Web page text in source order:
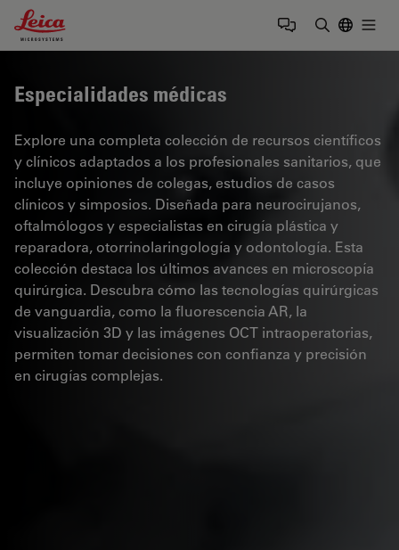
Leica Microsystems Logo
Especialidades médicas
Explore una completa colección de recursos científicos
y clínicos adaptados a los profesionales sanitarios, que
incluye opiniones de colegas, estudios de casos
clínicos y simposios. Diseñada para neurocirujanos,
oftalmólogos y especialistas en cirugía plástica y
reparadora, otorrinolaringología y odontología. Esta
colección destaca los últimos avances en microscopía
quirúrgica. Descubra cómo las tecnologías quirúrgicas
de vanguardia, como la fluorescencia AR, la
visualización 3D y las imágenes OCT intraoperatorias,
permiten tomar decisiones con confianza y precisión
en cirugías complejas.